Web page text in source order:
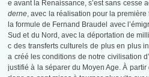
e avant la Renaissance, s’est sans cesse
derne, avec la réalisation pour la première
la formule de Fernand Braudel avec
Sud et du Nord, avec la déportation de
c des transferts culturels de plus en plus
a créé les conditions de notre civilisation
justifié à la séparer du Moyen Age. À